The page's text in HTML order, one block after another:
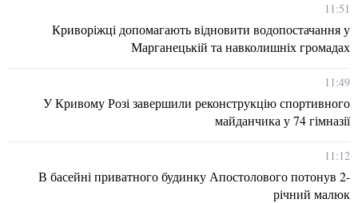
11:51
Криворіжці допомагають відновити водопостачання у
Марганецькій та навколишніх громадах
11:49
У Кривому Розі завершили реконструкцію спортивного
майданчика у 74 гімназії
11:12
В басейні приватного будинку Апостолового потонув 2-
річний малюк